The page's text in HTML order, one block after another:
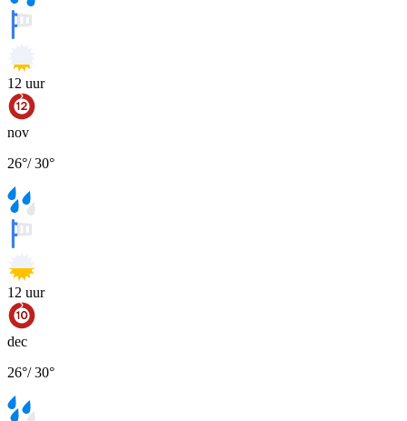
12 uur
nov
26°/30°
12 uur
dec
26°/30°